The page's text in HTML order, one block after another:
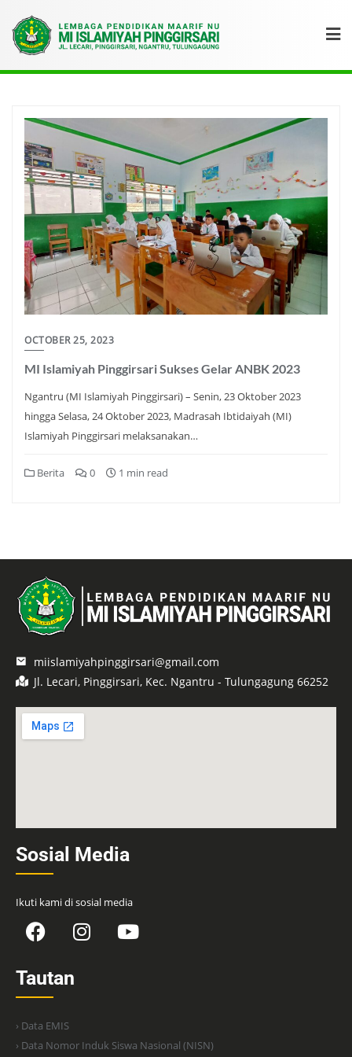
OCTOBER 25, 2023
MI Islamiyah Pinggirsari Sukses Gelar ANBK 2023
Ngantru (MI Islamiyah Pinggirsari) – Senin, 23 Oktober 2023
hingga Selasa, 24 Oktober 2023, Madrasah Ibtidaiyah (MI)
Islamiyah Pinggirsari melaksanakan…
Berita 0 1 min read
miislamiyahpinggirsari@gmail.com
Jl. Lecari, Pinggirsari, Kec. Ngantru - Tulungagung 66252
Sosial Media
Ikuti kami di sosial media
Tautan
› Data EMIS
› Data Nomor Induk Siswa Nasional (NISN)